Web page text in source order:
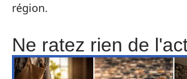
région.
Ne ratez rien de